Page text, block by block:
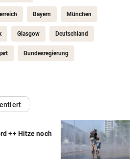
Bayern München
Glasgow Deutschland
Bundesregierung
++ Hitze noch